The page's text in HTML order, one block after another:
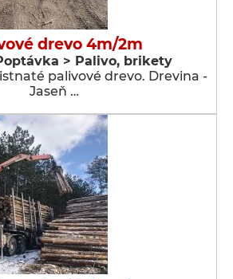
drevo 4m/2m
> Palivo, brikety
palivové drevo. Drevina -
Jaseň …